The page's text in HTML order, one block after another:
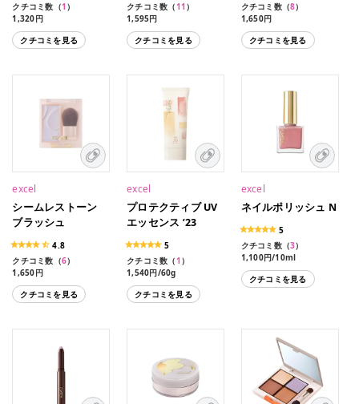
クチコミ数（1 ）
1,320円
クチコミを見る
クチコミ数（11 ）
1,595円
1,595円（限定色）
クチコミを見る
クチコミ数（8）
1,650円
クチコミを見る
excel
シームレストーン
ブラッシュ
4.8
クチコミ数（6）
1,650円
クチコミを見る
excel
プロテクティブ UV
エッセンス ’23
5
クチコミ数（1 ）
1,540円/60g
クチコミを見る
excel
ネイルポリッシュ N
5
クチコミ数（3）
1,100円/10ml
1,100円/10ml（限定色）
クチコミを見る